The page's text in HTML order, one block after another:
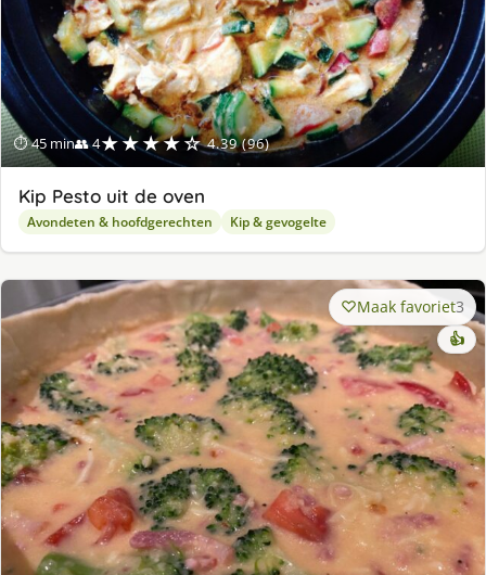
⏱ 45 min👥 4★★★★☆ 4.39 (96)
Kip Pesto uit de oven
Avondeten & hoofdgerechten Kip & gevogelte
Maak favoriet3
👍